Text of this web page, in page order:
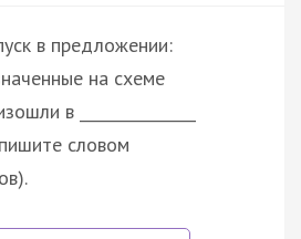
в предложении:
на схеме
в _______________
словом